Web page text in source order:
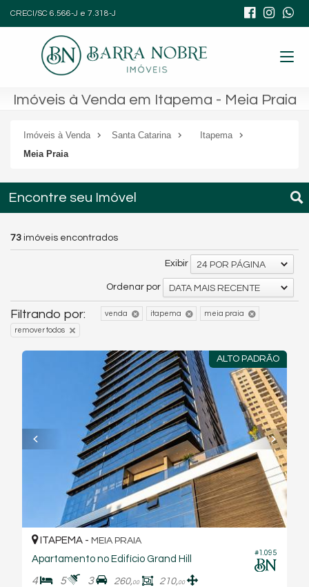
CRECI/SC 6.566-J e 7.318-J
Imóveis à Venda em Itapema - Meia Praia
Imóveis à Venda Santa Catarina
Itapema
Meia Praia
Encontre seu Imóvel
73 imóveis encontrados
Exibir 24 POR PÁGINA
Ordenar por DATA MAIS RECENTE
Filtrando por: venda itapema meia praia
remover todos
ALTO PADRÃO
#1.095
ITAPEMA - MEIA PRAIA
Apartamento no Edifício Grand Hill
4 5 3 260,00 210,00